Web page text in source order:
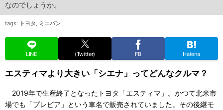
なのでしょうか。
tags: トヨタ, ミニバン
LINE (Twitter) FB Hatena
エスティマより大きい「シエナ」ってどんなクルマ？
2019年で生産終了となったトヨタ「エスティマ」。かつて北米市
場でも「プレビア」という車名で販売されていました。その後継モ